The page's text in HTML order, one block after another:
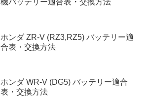
機バッテリー適合表・交換方法
ホンダ ZR-V (RZ3,RZ5) バッテリー適
合表・交換方法
ホンダ WR-V (DG5) バッテリー適合
表・交換方法